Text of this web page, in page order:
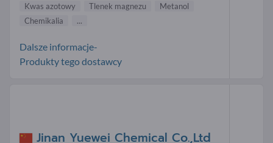
Kwas azotowy
Tlenek magnezu
Metanol
Chemikalia
...
Dalsze informacje-
Produkty tego dostawcy
Jinan Yuewei Chemical Co.,Ltd